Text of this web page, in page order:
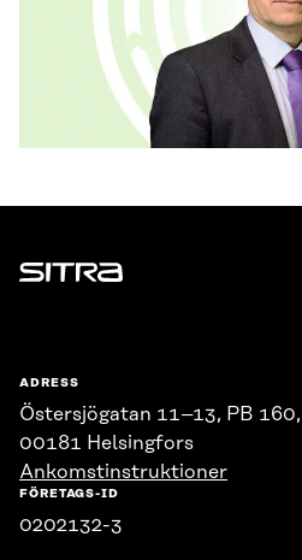
Sitra
ADRESS
Östersjögatan 11–13, PB 160,
00181 Helsingfors
Ankomstinstruktioner
FÖRETAGS-ID
0202132-3